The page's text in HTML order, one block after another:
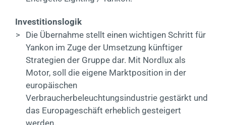
Investitionslogik
>
Die Übernahme stellt einen wichtigen Schritt für
Yankon im Zuge der Umsetzung künftiger
Strategien der Gruppe dar. Mit Nordlux als
Motor, soll die eigene Marktposition in der
europäischen
Verbraucherbeleuchtungsindustrie gestärkt und
das Europageschäft erheblich gesteigert
werden.